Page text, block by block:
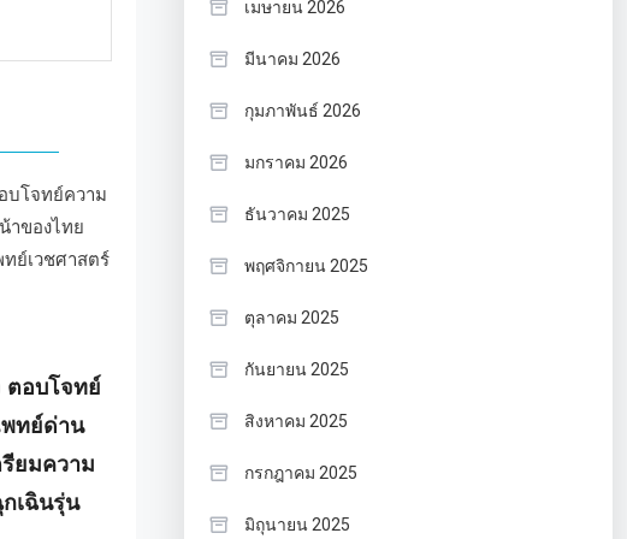
ตอบโจทย์
ทย์ด่าน
ยมความ
เฉินรุ่น
เมษายน 2026
มีนาคม 2026
กุมภาพันธ์ 2026
มกราคม 2026
ธันวาคม 2025
พฤศจิกายน 2025
ตุลาคม 2025
กันยายน 2025
สิงหาคม 2025
กรกฎาคม 2025
มิถุนายน 2025